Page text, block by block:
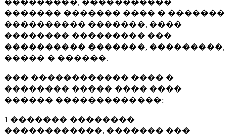
���������, �����������
������� ������� ���� � �������
���������� �������, ����
�������� ��������� ���
���������� �������, ���������,
����� � ������.
��� ������������ ���� �
�������� ����� ���� ����
������ �������������:
1 ������� ��������
������������, ������� ���